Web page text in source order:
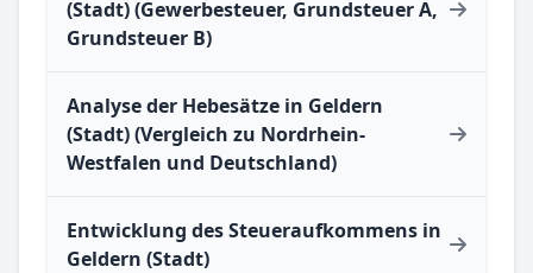
(Stadt) (Gewerbesteuer, Grundsteuer A,
Grundsteuer B)
Analyse der Hebesätze in Geldern
(Stadt) (Vergleich zu Nordrhein-
Westfalen und Deutschland)
Entwicklung des Steueraufkommens in
Geldern (Stadt)